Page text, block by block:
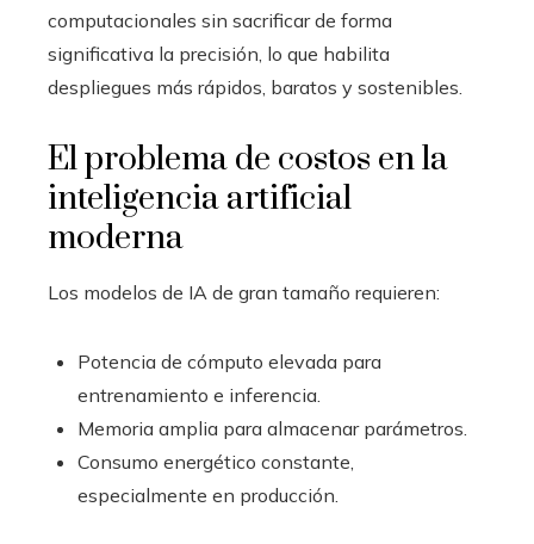
computacionales sin sacrificar de forma
significativa la precisión, lo que habilita
despliegues más rápidos, baratos y sostenibles.
El problema de costos en la
inteligencia artificial
moderna
Los modelos de IA de gran tamaño requieren:
Potencia de cómputo elevada para
entrenamiento e inferencia.
Memoria amplia para almacenar parámetros.
Consumo energético constante,
especialmente en producción.